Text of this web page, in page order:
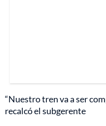
“Nuestro tren va a ser
recalcó el subgerente